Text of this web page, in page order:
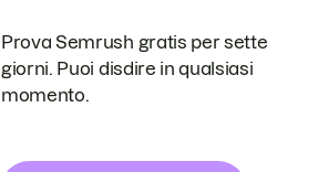
Prova Semrush gratis per sette
giorni. Puoi disdire in qualsiasi
momento.